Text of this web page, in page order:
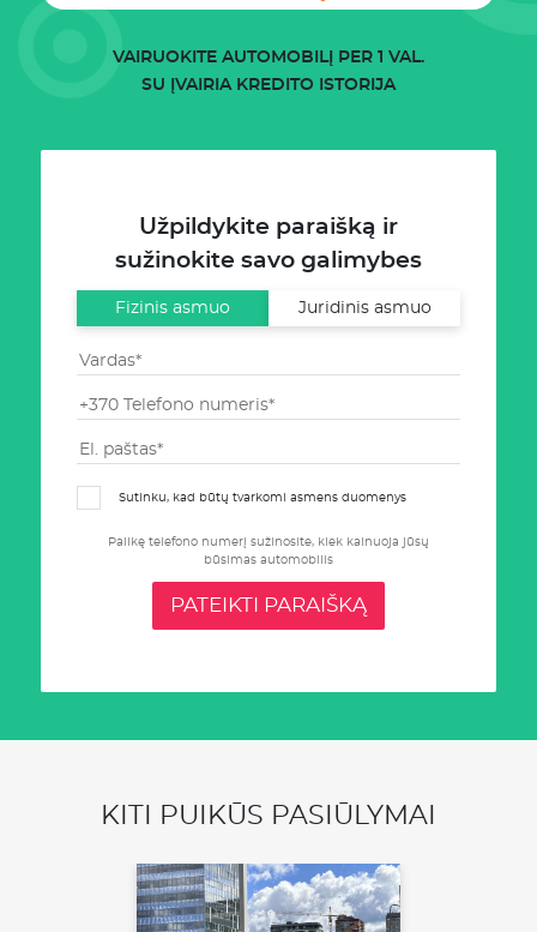
VAIRUOKITE AUTOMOBILĮ PER 1 VAL.
SU ĮVAIRIA KREDITO ISTORIJA
Užpildykite paraišką ir
sužinokite savo galimybes
Fizinis asmuo Juridinis asmuo
Sutinku, kad būtų tvarkomi asmens duomenys
Palikę telefono numerį sužinosite, kiek kainuoja jūsų
būsimas automobilis
PATEIKTI PARAIŠKĄ
KITI PUIKŪS PASIŪLYMAI